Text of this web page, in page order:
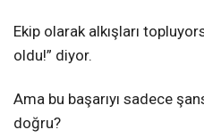
Ekip olarak alkışları
oldu!” diyor.
Ama bu başarıyı sadece
doğru?